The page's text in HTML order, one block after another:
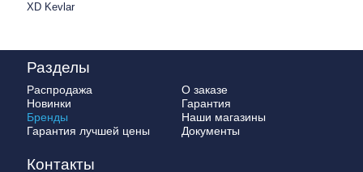
XD Kevlar
Разделы
Распродажа
Новинки
Бренды
Гарантия лучшей цены
О заказе
Гарантия
Наши магазины
Документы
Контакты